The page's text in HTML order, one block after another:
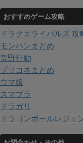
おすすめゲーム攻略
ドラクエライバルズ 攻
モンハンまとめ
荒野行動
プリコネまとめ
ウマ娘
スマブラ
ドラガリ
ドラゴンボールレジェ